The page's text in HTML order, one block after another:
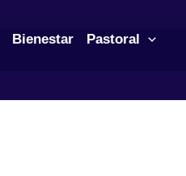
Bienestar Pastoral